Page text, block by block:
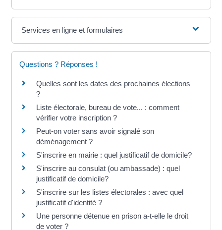
Services en ligne et formulaires
Questions ? Réponses !
Quelles sont les dates des prochaines élections
?
Liste électorale, bureau de vote... : comment
vérifier votre inscription ?
Peut-on voter sans avoir signalé son
déménagement ?
S'inscrire en mairie : quel justificatif de domicile?
S'inscrire au consulat (ou ambassade) : quel
justificatif de domicile?
S'inscrire sur les listes électorales : avec quel
justificatif d'identité ?
Une personne détenue en prison a-t-elle le droit
de voter ?